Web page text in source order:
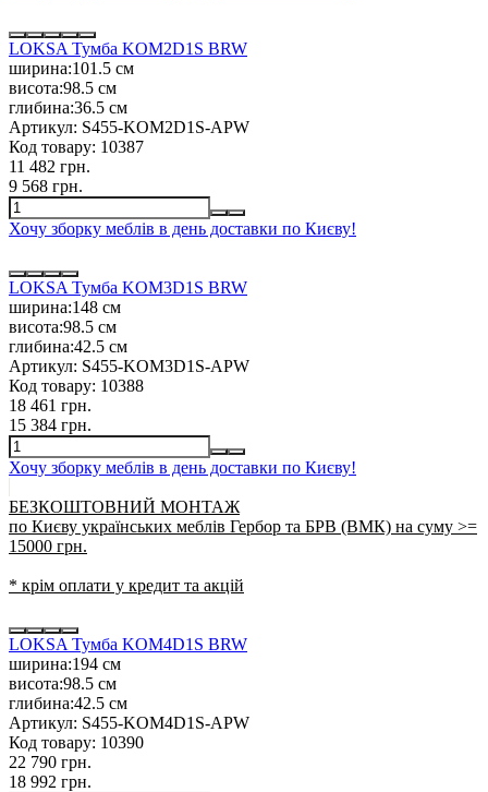
LOKSA Тумба KOM2D1S BRW
ширина:101.5 см
висота:98.5 см
глибина:36.5 см
Артикул: S455-KOM2D1S-APW
Код товару: 10387
11 482 грн.
9 568 грн.
Хочу зборку меблів в день доставки по Києву!
LOKSA Тумба KOM3D1S BRW
ширина:148 см
висота:98.5 см
глибина:42.5 см
Артикул: S455-KOM3D1S-APW
Код товару: 10388
18 461 грн.
15 384 грн.
Хочу зборку меблів в день доставки по Києву!
БЕЗКОШТОВНИЙ МОНТАЖ
по Києву українських меблів Гербор та БРВ (ВМК) на суму >=
15000 грн.
* крім оплати у кредит та акцій
LOKSA Тумба KOM4D1S BRW
ширина:194 см
висота:98.5 см
глибина:42.5 см
Артикул: S455-KOM4D1S-APW
Код товару: 10390
22 790 грн.
18 992 грн.